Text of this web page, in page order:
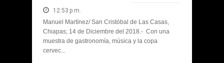
12:53 p.m.
Manuel Martínez/ San Cristóbal de Las Casas,
Chiapas; 14 de Diciembre del 2018.- Con una
muestra de gastronomía, música y la copa
cervec...